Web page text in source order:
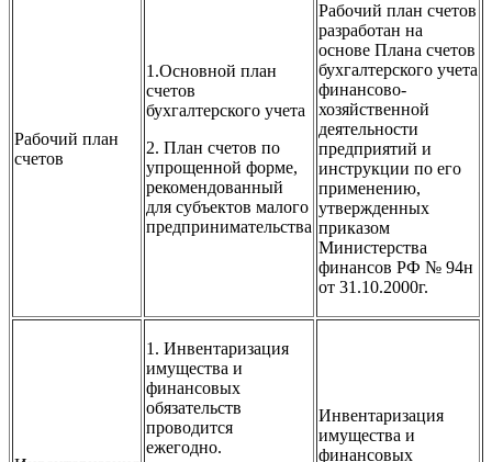
Рабочий план
счетов
1.Основной план
счетов
бухгалтерского учета
2. План счетов по
упрощенной форме,
рекомендованный
для субъектов малого
предпринимательства
Рабочий план счетов
разработан на
основе Плана счетов
бухгалтерского учета
финансово-
хозяйственной
деятельности
предприятий и
инструкции по его
применению,
утвержденных
приказом
Министерства
финансов РФ № 94н
от 31.10.2000г.
1. Инвентаризация
имущества и
финансовых
обязательств
проводится
ежегодно.
Инвентаризация
имущества и
финансовых